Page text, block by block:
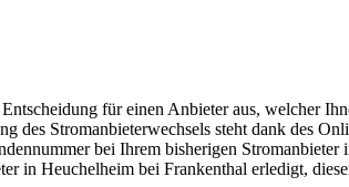
für einen Anbieter aus, welcher
des Stromanbieterwechsels steht dank des
bei Ihrem bisherigen
in Heuchelheim bei Frankenthal erledigt,